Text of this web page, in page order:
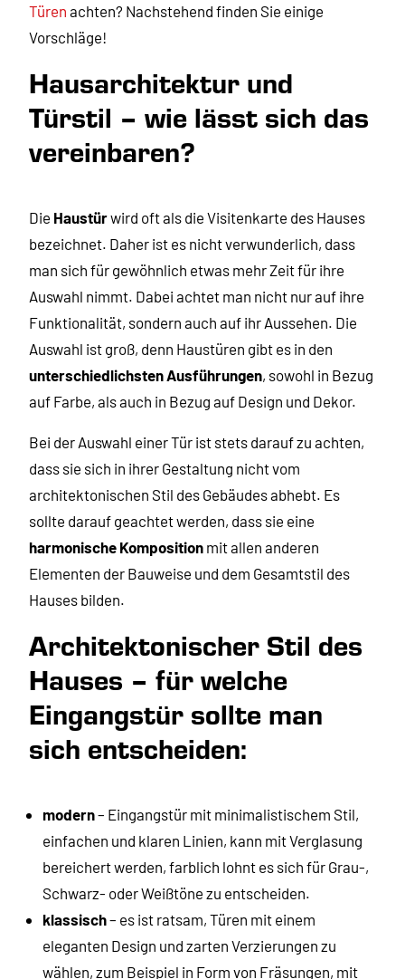
Türen achten? Nachstehend finden Sie einige
Vorschläge!
Hausarchitektur und
Türstil – wie lässt sich das
vereinbaren?
Die Haustürwird oft als die Visitenkarte des Hauses
bezeichnet. Daher ist es nicht verwunderlich, dass
man sich für gewöhnlich etwas mehr Zeit für ihre
Auswahl nimmt. Dabei achtet man nicht nur auf ihre
Funktionalität, sondern auch auf ihr Aussehen. Die
Auswahl ist groß, denn Haustüren gibt es in den
unterschiedlichsten Ausführungen, sowohl in Bezug
auf Farbe, als auch in Bezug auf Design und Dekor.
Bei der Auswahl einer Tür ist stets darauf zu achten,
dass sie sich in ihrer Gestaltung nicht vom
architektonischen Stil des Gebäudes abhebt. Es
sollte darauf geachtet werden, dass sie eine
harmonische Komposition mit allen anderen
Elementen der Bauweise und dem Gesamtstil des
Hauses bilden.
Architektonischer Stil des
Hauses – für welche
Eingangstür sollte man
sich entscheiden:
modern– Eingangstür mit minimalistischem Stil,
einfachen und klaren Linien, kann mit Verglasung
bereichert werden, farblich lohnt es sich für Grau-,
Schwarz- oder Weißtöne zu entscheiden.
klassisch– es ist ratsam, Türen mit einem
eleganten Design und zarten Verzierungen zu
wählen, zum Beispiel in Form von Fräsungen, mit